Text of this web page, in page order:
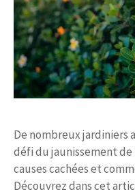
De nombreux jardiniers
défi du jaunissement de
causes cachées et
Découvrez dans cet